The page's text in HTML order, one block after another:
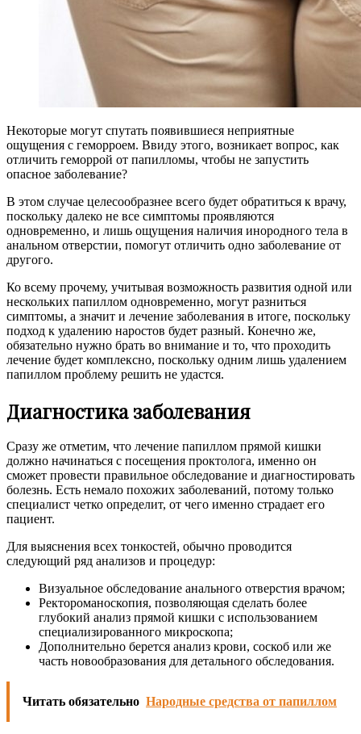
Некоторые могут спутать появившиеся неприятные
ощущения с геморроем. Ввиду этого, возникает вопрос, как
отличить геморрой от папилломы, чтобы не запустить
опасное заболевание?
В этом случае целесообразнее всего будет обратиться к врачу,
поскольку далеко не все симптомы проявляются
одновременно, и лишь ощущения наличия инородного тела в
анальном отверстии, помогут отличить одно заболевание от
другого.
Ко всему прочему, учитывая возможность развития одной или
нескольких папиллом одновременно, могут разниться
симптомы, а значит и лечение заболевания в итоге, поскольку
подход к удалению наростов будет разный. Конечно же,
обязательно нужно брать во внимание и то, что проходить
лечение будет комплексно, поскольку одним лишь удалением
папиллом проблему решить не удастся.
Диагностика заболевания
Сразу же отметим, что лечение папиллом прямой кишки
должно начинаться с посещения проктолога, именно он
сможет провести правильное обследование и диагностировать
болезнь. Есть немало похожих заболеваний, потому только
специалист четко определит, от чего именно страдает его
пациент.
Для выяснения всех тонкостей, обычно проводится
следующий ряд анализов и процедур:
Визуальное обследование анального отверстия врачом;
Ректороманоскопия, позволяющая сделать более
глубокий анализ прямой кишки с использованием
специализированного микроскопа;
Дополнительно берется анализ крови, соскоб или же
часть новообразования для детального обследования.
Читать обязательно Народные средства от папиллом